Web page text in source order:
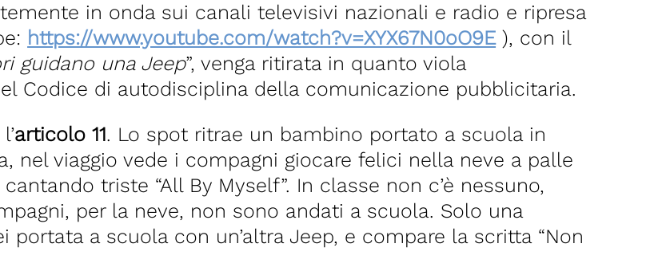
in onda sui canali televisivi nazionali e radio e ripresa
https://www.youtube.com/watch?v=XYX67N0oO9E ), con il
guidano una Jeep”, venga ritirata in quanto viola
Codice di autodisciplina della comunicazione pubblicitaria.
articolo 11. Lo spot ritrae un bambino portato a scuola in
nel viaggio vede i compagni giocare felici nella neve a palle
triste “All By Myself”. In classe non c’è nessuno,
per la neve, non sono andati a scuola. Solo una
a scuola con un’altra Jeep, e compare la scritta “Non